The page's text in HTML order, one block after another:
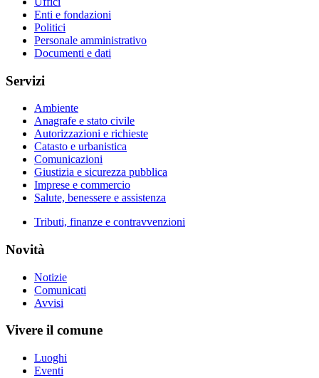
Enti e fondazioni
Politici
Personale amministrativo
Documenti e dati
Servizi
Ambiente
Anagrafe e stato civile
Autorizzazioni e richieste
Catasto e urbanistica
Comunicazioni
Giustizia e sicurezza pubblica
Imprese e commercio
Salute, benessere e assistenza
Tributi, finanze e contravvenzioni
Novità
Notizie
Comunicati
Avvisi
Vivere il comune
Luoghi
Eventi